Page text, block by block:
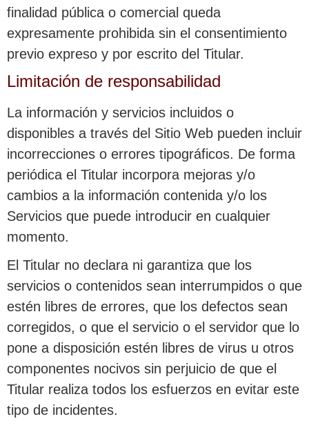
finalidad pública o comercial queda
expresamente prohibida sin el consentimiento
previo expreso y por escrito del Titular.
Limitación de responsabilidad
La información y servicios incluidos o
disponibles a través del Sitio Web pueden incluir
incorrecciones o errores tipográficos. De forma
periódica el Titular incorpora mejoras y/o
cambios a la información contenida y/o los
Servicios que puede introducir en cualquier
momento.
El Titular no declara ni garantiza que los
servicios o contenidos sean interrumpidos o que
estén libres de errores, que los defectos sean
corregidos, o que el servicio o el servidor que lo
pone a disposición estén libres de virus u otros
componentes nocivos sin perjuicio de que el
Titular realiza todos los esfuerzos en evitar este
tipo de incidentes.